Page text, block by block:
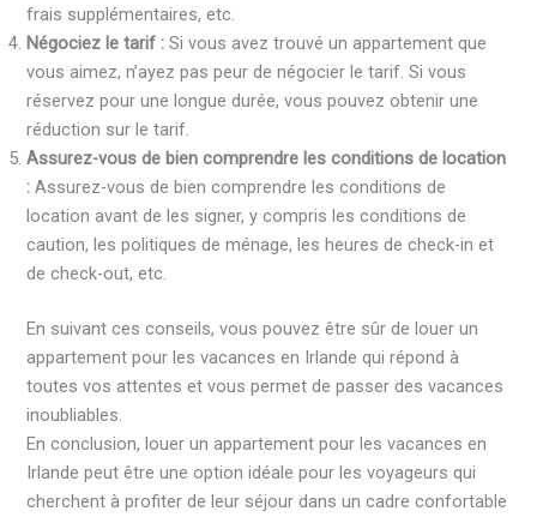
frais supplémentaires, etc.
Négociez le tarif : Si vous avez trouvé un appartement que
vous aimez, n’ayez pas peur de négocier le tarif. Si vous
réservez pour une longue durée, vous pouvez obtenir une
réduction sur le tarif.
Assurez-vous de bien comprendre les conditions de location
: Assurez-vous de bien comprendre les conditions de
location avant de les signer, y compris les conditions de
caution, les politiques de ménage, les heures de check-in et
de check-out, etc.
En suivant ces conseils, vous pouvez être sûr de louer un
appartement pour les vacances en Irlande qui répond à
toutes vos attentes et vous permet de passer des vacances
inoubliables.
En conclusion, louer un appartement pour les vacances en
Irlande peut être une option idéale pour les voyageurs qui
cherchent à profiter de leur séjour dans un cadre confortable